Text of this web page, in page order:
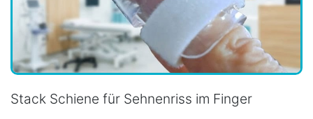
Stack Schiene für Sehnenriss im Finger